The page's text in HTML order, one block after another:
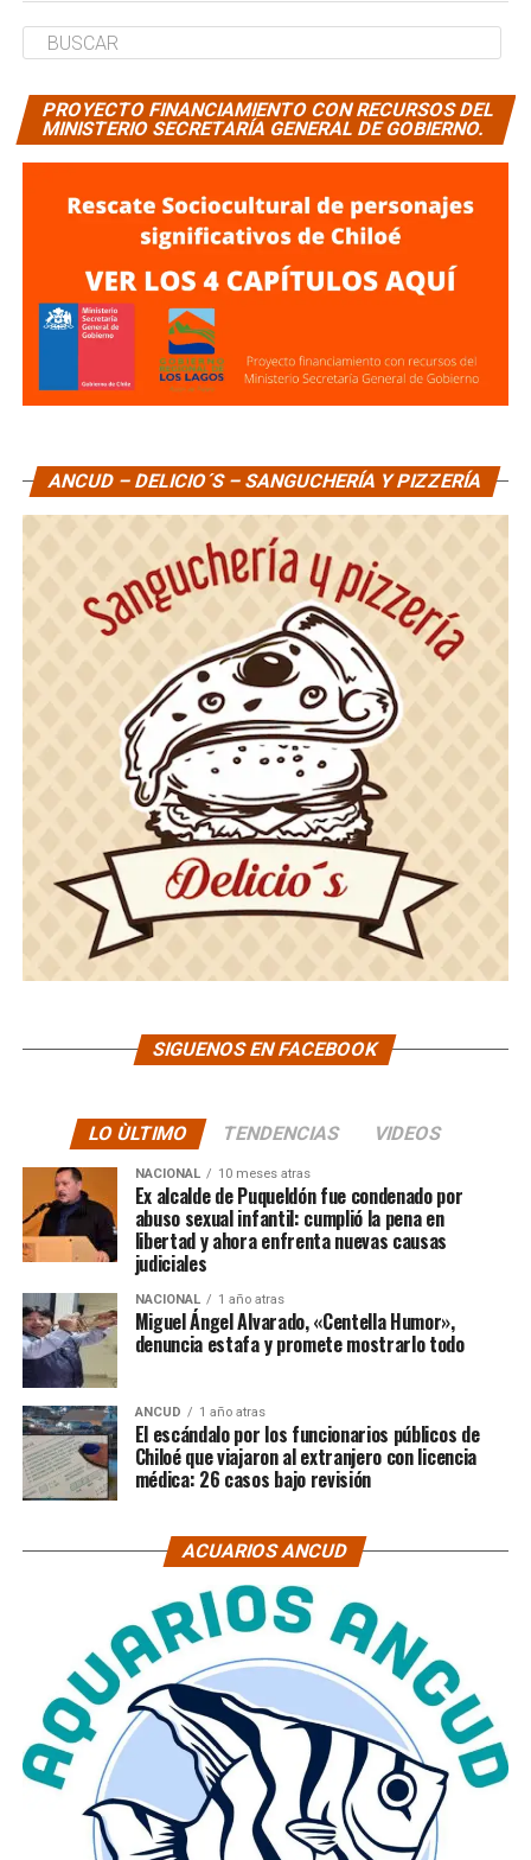
PROYECTO FINANCIAMIENTO CON RECURSOS DEL
MINISTERIO SECRETARÍA GENERAL DE GOBIERNO.
ANCUD – DELICIO´S – SANGUCHERÍA Y PIZZERÍA
SIGUENOS EN FACEBOOK
LO ÙLTIMO TENDENCIAS VIDEOS
NACIONAL 10 meses atras
Ex alcalde de Puqueldón fue condenado por
abuso sexual infantil: cumplió la pena en
libertad y ahora enfrenta nuevas causas
judiciales
NACIONAL 1 año atras
Miguel Ángel Alvarado, «Centella Humor»,
denuncia estafa y promete mostrarlo todo
ANCUD 1 año atras
El escándalo por los funcionarios públicos de
Chiloé que viajaron al extranjero con licencia
médica: 26 casos bajo revisión
ACUARIOS ANCUD